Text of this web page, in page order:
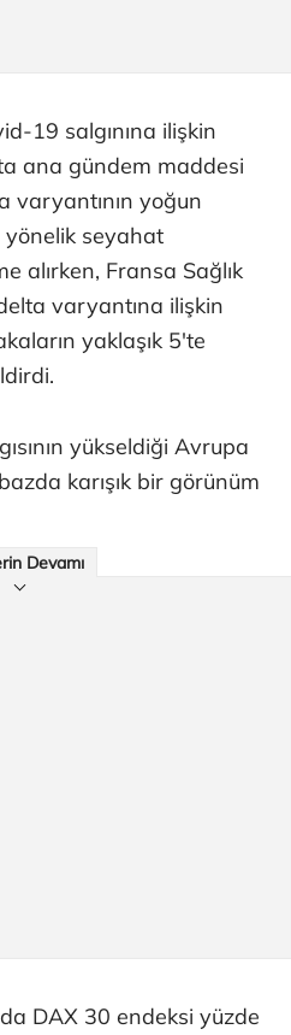
19 salgınına ilişkin
ana gündem maddesi
varyantının yoğun
seyahat
alırken, Fransa Sağlık
varyantına ilişkin
yaklaşık 5'te
yükseldiği Avrupa
karışık bir görünüm
Devamı
DAX 30 endeksi yüzde